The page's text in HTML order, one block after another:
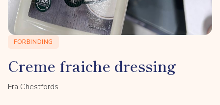
FORBINDING
Creme fraiche dressing
Fra Chestfords